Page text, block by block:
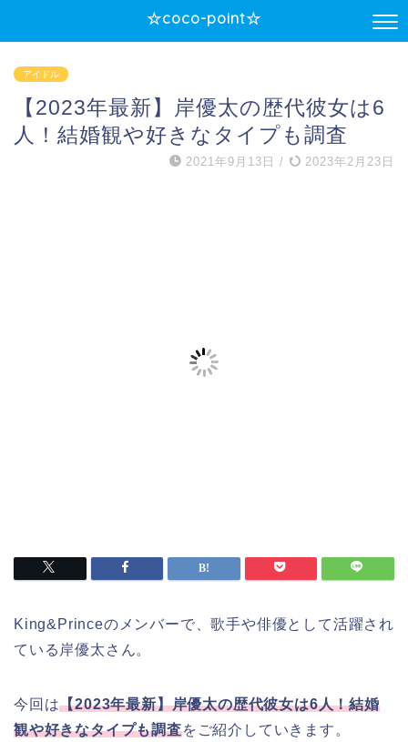
☆coco-point☆
アイドル
【2023年最新】岸優太の歴代彼女は6
人！結婚観や好きなタイプも調査
2021年9月13日 / 2023年2月23日
King&Princeのメンバーで、歌手や俳優として活躍され
ている岸優太さん。
今回は【2023年最新】岸優太の歴代彼女は6人！結婚
観や好きなタイプも調査をご紹介していきます。